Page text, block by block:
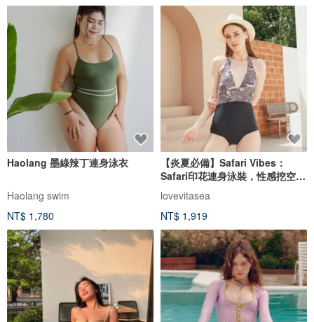
Haolang 墨綠辣丁連身泳衣
Haolang swim
NT$ 1,780
【炎夏必備】Safari Vibes：
Safari印花連身泳裝，性感挖空設
計。
lovevitasea
NT$ 1,919